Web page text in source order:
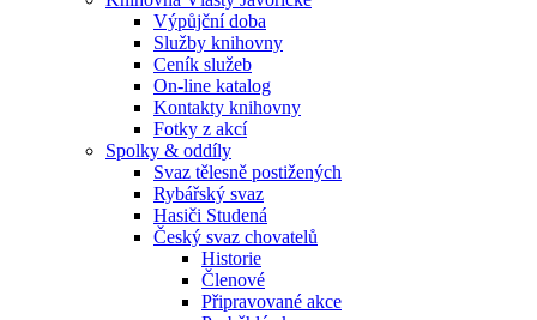
Výpůjční doba
Služby knihovny
Ceník služeb
On-line katalog
Kontakty knihovny
Fotky z akcí
Spolky & oddíly
Svaz tělesně postižených
Rybářský svaz
Hasiči Studená
Český svaz chovatelů
Historie
Členové
Připravované akce